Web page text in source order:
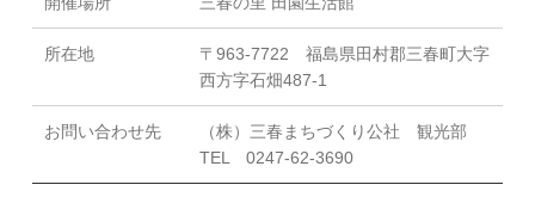
所在地
〒963-7722 福島県田村郡三春町大字
西方字石畑487-1
お問い合わせ先
（株）三春まちづくり公社 観光部
TEL 0247-62-3690